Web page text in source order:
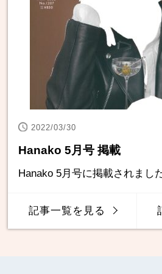
2022/03/30
Hanako 5月号 掲載
Hanako 5月号に掲載されました
記事一覧を見る